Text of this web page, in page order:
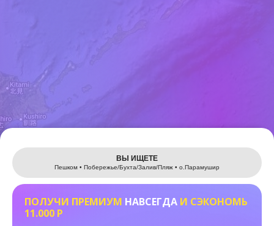
Leaflet
ВЫ ИЩЕТЕ
Пешком • Побережье/Бухта/Залив/Пляж • о.Парамушир
ПОЛУЧИ ПРЕМИУМ НАВСЕГДА И СЭКОНОМЬ
11.000 Р